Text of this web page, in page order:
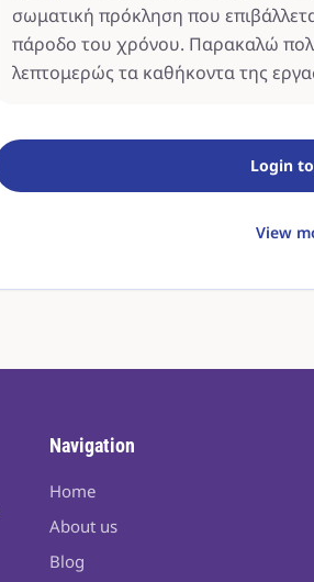
σωματική πρόκληση που
πάροδο του χρόνου. Παρακαλώ
λεπτομερώς τα καθήκοντα της
Login
View
Navigation
Home
About us
Blog